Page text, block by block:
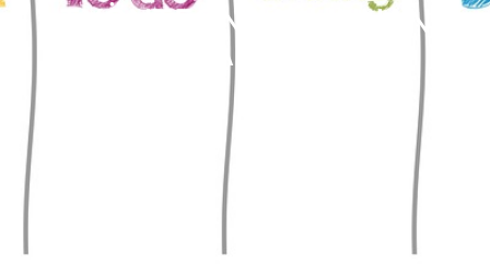
TYÖNTEONHALLINNAN
ABC